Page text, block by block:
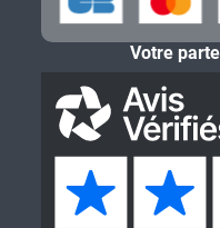
Votre